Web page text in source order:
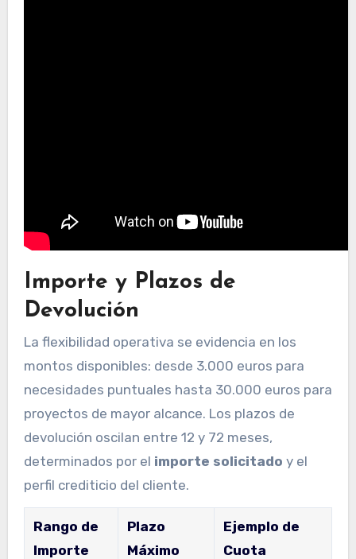
Importe y Plazos de
Devolución
La flexibilidad operativa se evidencia en los
montos disponibles: desde 3.000 euros para
necesidades puntuales hasta 30.000 euros para
proyectos de mayor alcance. Los plazos de
devolución oscilan entre 12 y 72 meses,
determinados por el importe solicitado y el
perfil crediticio del cliente.
Rango de
Importe
Plazo
Máximo
Ejemplo de
Cuota